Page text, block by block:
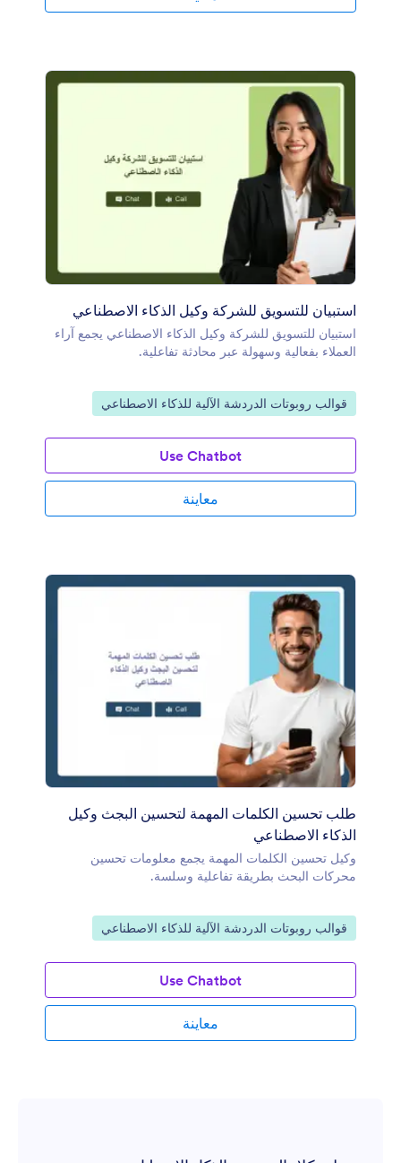
استبيان للتسويق للشركة وكيل الذكاء الاصطناعي
استبيان للتسويق للشركة وكيل الذكاء الاصطناعي يجمع آراء
العملاء بفعالية وسهولة عبر محادثة تفاعلية.
انتقل إلى الفئة:
قوالب روبوتات الدردشة الآلية للذكاء الاصطناعي
Use Chatbot
معاينة
طلب تحسين الكلمات المهمة لتحسين البجث وكيل
الذكاء الاصطناعي
وكيل تحسين الكلمات المهمة يجمع معلومات تحسين
محركات البحث بطريقة تفاعلية وسلسة.
انتقل إلى الفئة:
قوالب روبوتات الدردشة الآلية للذكاء الاصطناعي
Use Chatbot
معاينة